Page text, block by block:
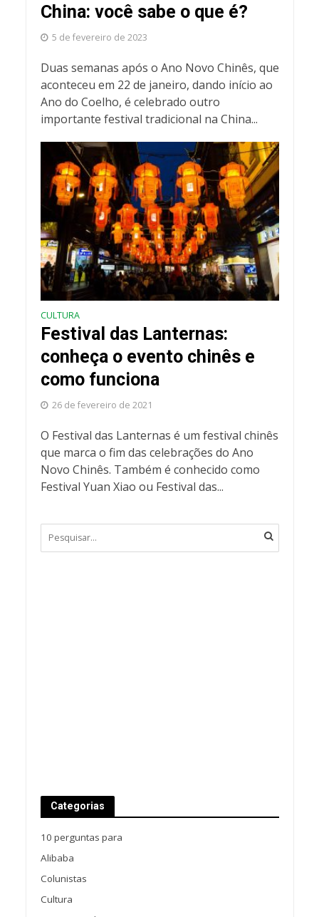
China: você sabe o que é?
5 de fevereiro de 2023
Duas semanas após o Ano Novo Chinês, que
aconteceu em 22 de janeiro, dando início ao
Ano do Coelho, é celebrado outro
importante festival tradicional na China...
CULTURA
Festival das Lanternas:
conheça o evento chinês e
como funciona
26 de fevereiro de 2021
O Festival das Lanternas é um festival chinês
que marca o fim das celebrações do Ano
Novo Chinês. Também é conhecido como
Festival Yuan Xiao ou Festival das...
Categorias
10 perguntas para
Alibaba
Colunistas
Cultura